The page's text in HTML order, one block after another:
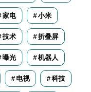
家电 小米
技术 折叠屏
曝光 机器人
电视 科技